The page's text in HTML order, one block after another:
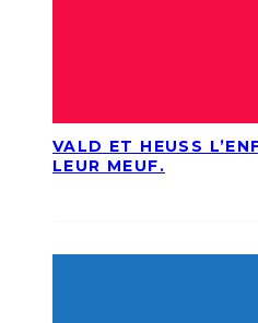
VALD ET HEUSS
LEUR MEUF.